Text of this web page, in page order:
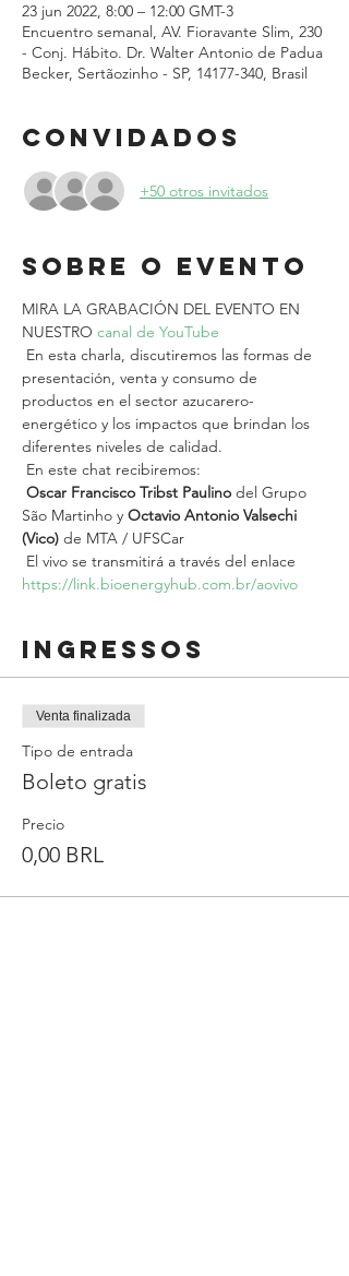
23 jun 2022, 8:00 – 12:00 GMT-3
Encuentro semanal, AV. Fioravante Slim, 230
- Conj. Hábito. Dr. Walter Antonio de Padua
Becker, Sertãozinho - SP, 14177-340, Brasil
Convidados
+50 otros invitados
Sobre o evento
MIRA LA GRABACIÓN DEL EVENTO EN
NUESTRO canal de YouTube
presentación, venta y consumo de
productos en el sector azucarero-
energético y los impactos que brindan los
diferentes niveles de calidad.
En este chat recibiremos:
Oscar Francisco Tribst Paulino del Grupo
São Martinho y Octavio Antonio Valsechi
(Vico) de MTA / UFSCar
El vivo se transmitirá a través del enlace
https://link.bioenergyhub.com.br/aovivo
Ingressos
Venta finalizada
Tipo de entrada
Boleto gratis
Precio
0,00 BRL